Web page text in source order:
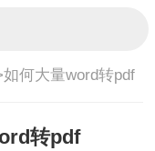
如何大量word转pdf
转pdf